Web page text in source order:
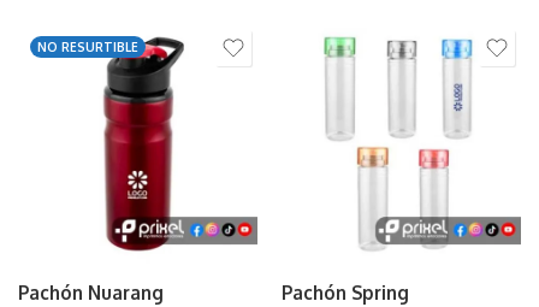
NO RESURTIBLE
Pachón Nuarang Pachón Spring